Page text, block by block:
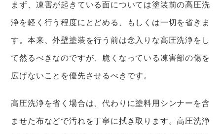
まず、凍害が起きている面については塗装前の高圧洗
浄を軽く行う程度にとどめる、もしくは一切を省きま
す。本来、外壁塗装を行う前は念入りな高圧洗浄をし
て然るべきなのですが、脆くなっている凍害部の傷を
広げないことを優先させるべきです。
高圧洗浄を省く場合は、代わりに塗料用シンナーを含
ませた布などで汚れを丁寧に拭き取ります。高圧洗浄